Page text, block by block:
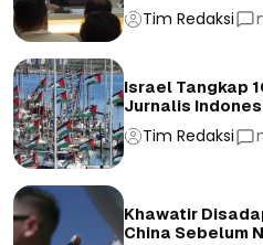
Tim Redaksi
Israel Tangkap
Jurnalis
Tim Redaksi
Khawatir
China Sebelum